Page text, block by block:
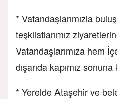
* Vatandaşlarımızla
teşkilatlarımız
Vatandaşlarımıza hem
dışarıda kapımız
* Yerelde Ataşehir ve